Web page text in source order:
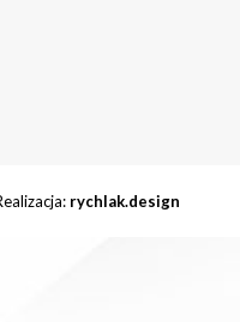
rychlak.design